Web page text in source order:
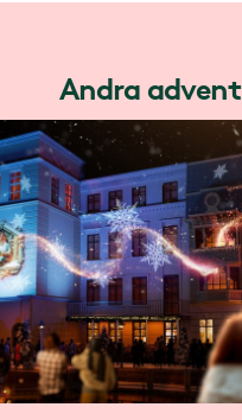
Andra advent